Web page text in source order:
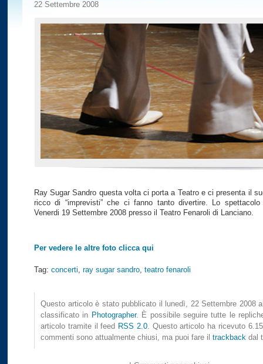
22 Settembre 2008
Ray Sugar Sandro questa volta ci porta a Teatro e ci presenta il
ricco di “imprevisti” che ci fanno tanto divertire. Lo
Venerdi 19 Settembre 2008 presso il Teatro Fenaroli di Lanciano.
Per vedere le altre foto clicca qui
Tag: concerti ray sugar sandro teatro fenaroli
Questo articolo è stato pubblicato il lunedì, 22 Settembre 2008
classificato in Photographer. È possibile seguire tutte le
articolo tramite il feed RSS 2.0. Questo articolo ha ricevuto
commenti sono attualmente chiusi, ma puoi fare il trackback dal